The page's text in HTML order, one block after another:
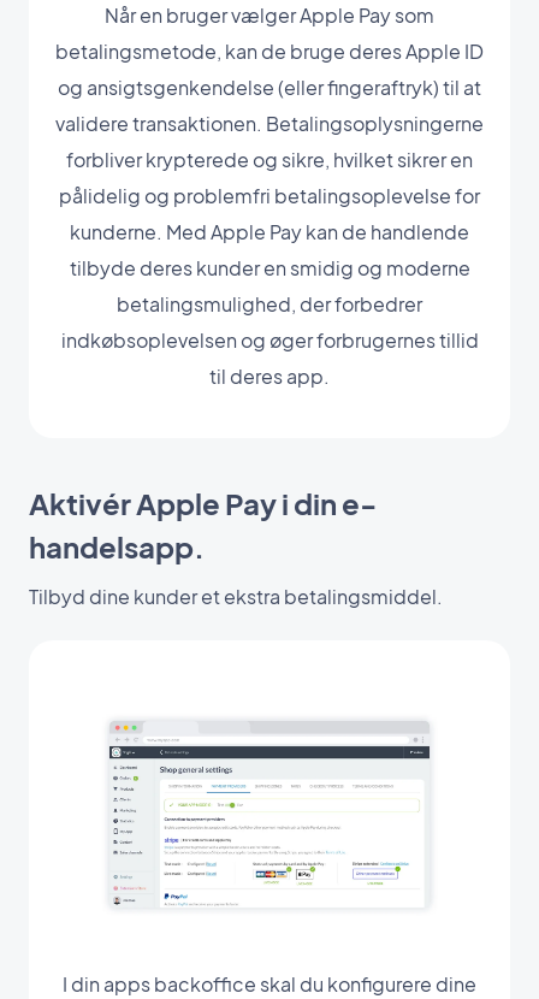
Når en bruger vælger Apple Pay som
betalingsmetode, kan de bruge deres Apple ID
og ansigtsgenkendelse (eller fingeraftryk) til at
validere transaktionen. Betalingsoplysningerne
forbliver krypterede og sikre, hvilket sikrer en
pålidelig og problemfri betalingsoplevelse for
kunderne. Med Apple Pay kan de handlende
tilbyde deres kunder en smidig og moderne
betalingsmulighed, der forbedrer
indkøbsoplevelsen og øger forbrugernes tillid
til deres app.
Aktivér Apple Pay i din e-
handelsapp.
Tilbyd dine kunder et ekstra betalingsmiddel.
I din apps backoffice skal du konfigurere dine